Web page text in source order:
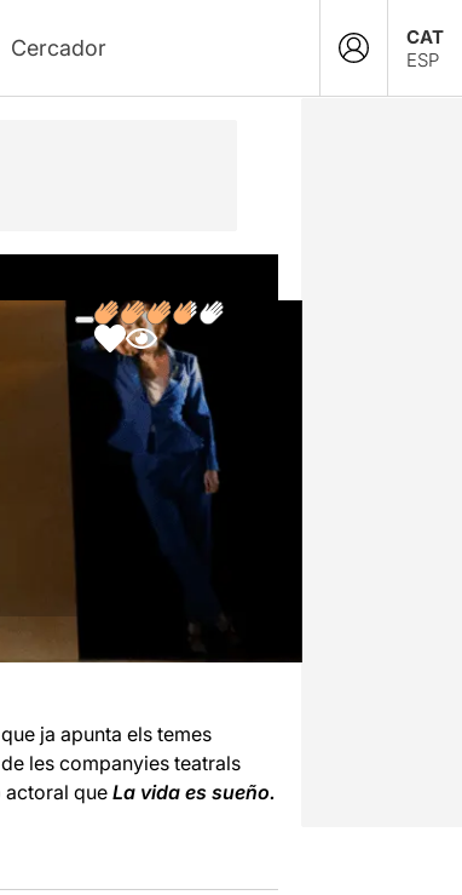
CAT
ESP
ja apunta els temes
de les companyies teatrals
actoral que La vida es sueño.